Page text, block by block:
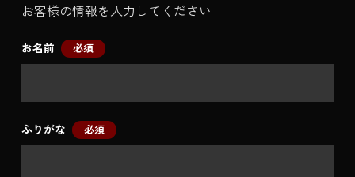
お客様の情報を入力してください
お名前 必須
ふりがな 必須